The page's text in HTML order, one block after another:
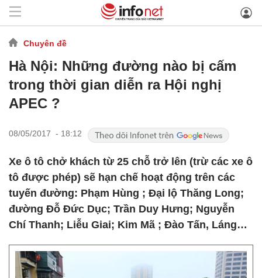
Chuyên đề
Hà Nội: Những đường nào bị cấm
trong thời gian diễn ra Hội nghị
APEC ?
08/05/2017 - 18:12
Xe ô tô chở khách từ 25 chỗ trở lên (trừ các xe ô
tô được phép) sẽ hạn chế hoạt động trên các
tuyến đường: Phạm Hùng ; Đại lộ Thăng Long;
đường Đỗ Đức Dục; Trần Duy Hưng; Nguyễn
Chí Thanh; Liễu Giai; Kim Mã ; Đào Tấn, Láng…